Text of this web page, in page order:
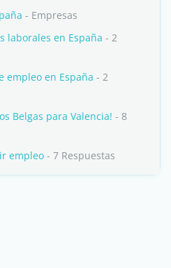
- Empresas
laborales en España - 2
empleo en España - 2
Belgas para Valencia! - 8
empleo - 7 Respuestas